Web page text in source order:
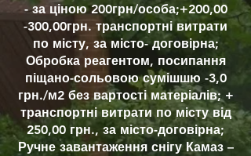
- за ціною 200грн/особа;+200,00
-300,00грн. транспортні витрати
по місту, за місто- договірна;
Обробка реагентом, посипання
піщано-сольовою сумішшю -3,0
грн./м2 без вартості матеріалів; +
транспортні витрати по місту від
250,00 грн., за місто-договірна;
Ручне завантаження снігу Камаз –